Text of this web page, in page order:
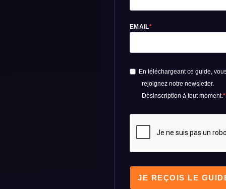
EMAIL
En téléchargeant ce guide,
rejoignez notre newsletter.
Désinscription à tout moment.
JE REÇOIS LE